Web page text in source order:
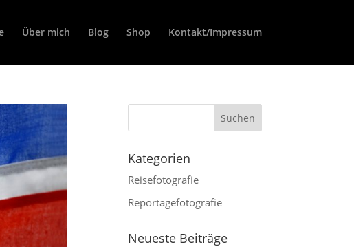
Über mich Blog Shop Kontakt/Impressum
Kategorien
Reisefotografie
Reportagefotografie
Neueste Beiträge